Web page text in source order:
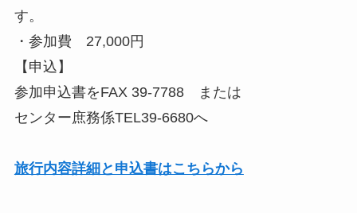
す。
・参加費 27,000円
【申込】
参加申込書をFAX 39-7788 または
センター庶務係TEL39-6680へ
旅行内容詳細と申込書はこちらから